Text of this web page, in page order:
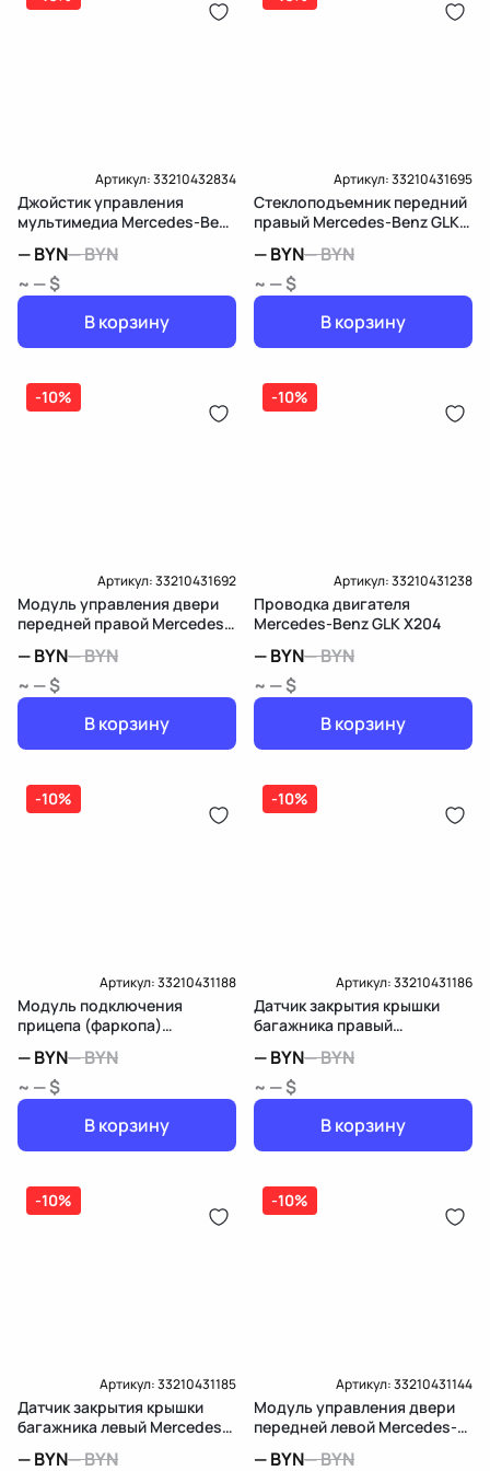
Карта рассрочки онлайн
Артикул:33210432834
Джойстик управления
мультимедиа Mercedes-Benz
—BYN—BYN
~ — $
В корзину
Артикул:33210431695
Стеклоподъемник передний
правый Mercedes-Benz GLK
—BYN—BYN
~ — $
В корзину
-10%
Артикул:33210431692
Модуль управления двери
передней правой Mercedes-
—BYN—BYN
~ — $
В корзину
-10%
Артикул:33210431238
Проводка двигателя
Mercedes-Benz GLK X204
—BYN—BYN
~ — $
В корзину
-10%
Артикул:33210431188
Модуль подключения
прицепа (фаркопа)
—BYN—BYN
~ — $
В корзину
-10%
Артикул:33210431186
Датчик закрытия крышки
багажника правый
—BYN—BYN
~ — $
В корзину
-10%
Артикул:33210431185
Датчик закрытия крышки
багажника левый Mercedes-
—BYN—BYN
-10%
Артикул:33210431144
Модуль управления двери
передней левой Mercedes-
—BYN—BYN